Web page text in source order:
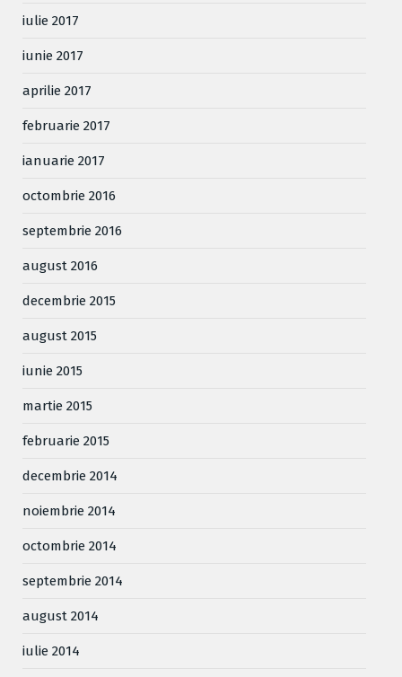
iulie 2017
iunie 2017
aprilie 2017
februarie 2017
ianuarie 2017
octombrie 2016
septembrie 2016
august 2016
decembrie 2015
august 2015
iunie 2015
martie 2015
februarie 2015
decembrie 2014
noiembrie 2014
octombrie 2014
septembrie 2014
august 2014
iulie 2014